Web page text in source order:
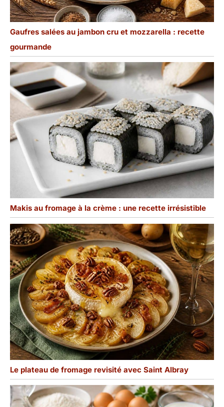
Gaufres salées au jambon cru et mozzarella : recette
gourmande
Makis au fromage à la crème : une recette irrésistible
Le plateau de fromage revisité avec Saint Albray